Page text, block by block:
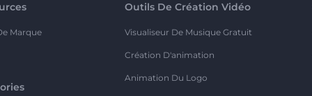
Marque
Outils De Création Vidéo
Visualiseur De Musique Gratuit
Création D'animation
Animation Du Logo